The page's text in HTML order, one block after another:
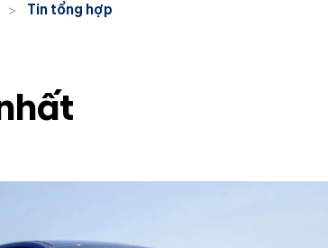
> Tin tổng hợp